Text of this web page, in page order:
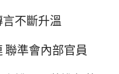
不斷升溫
聯準會內部官員